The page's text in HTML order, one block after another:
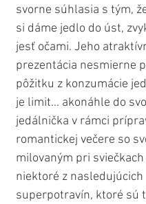
svorne súhlasia s tým,
si dáme jedlo do úst,
jesť očami. Jeho
prezentácia nesmierne
pôžitku z konzumácie
je limit... akonáhle do
jedálnička v rámci
romantickej večere so
milovaným pri
niektoré z nasledujúcich
superpotravín, ktoré sú